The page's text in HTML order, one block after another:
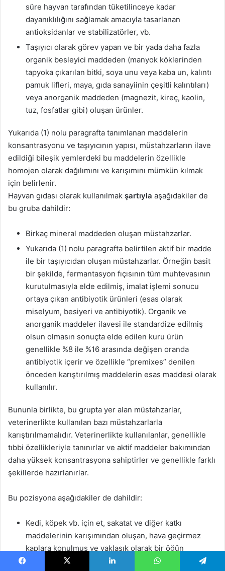
süre hayvan tarafından tüketilinceye kadar
dayanıklılığını sağlamak amacıyla tasarlanan
antioksidanlar ve stabilizatörler, vb.
Taşıyıcı olarak görev yapan ve bir yada daha fazla
organik besleyici maddeden (manyok köklerinden
tapyoka çıkarılan bitki, soya unu veya kaba un, kalıntı
pamuk lifleri, maya, gıda sanayiinin çeşitli kalıntıları)
veya anorganik maddeden (magnezit, kireç, kaolin,
tuz, fosfatlar gibi) oluşan ürünler.
Yukarıda (1) nolu paragrafta tanımlanan maddelerin
konsantrasyonu ve taşıyıcının yapısı, müstahzarların ilave
edildiği bileşik yemlerdeki bu maddelerin özellikle
homojen olarak dağılımını ve karışımını mümkün kılmak
için belirlenir.
Hayvan gıdası olarak kullanılmak şartıyla aşağıdakiler de
bu gruba dahildir:
Birkaç mineral maddeden oluşan müstahzarlar.
Yukarıda (1) nolu paragrafta belirtilen aktif bir madde
ile bir taşıyıcıdan oluşan müstahzarlar. Örneğin basit
bir şekilde, fermantasyon fıçısının tüm muhtevasının
kurutulmasıyla elde edilmiş, imalat işlemi sonucu
ortaya çıkan antibiyotik ürünleri (esas olarak
miselyum, besiyeri ve antibiyotik). Organik ve
anorganik maddeler ilavesi ile standardize edilmiş
olsun olmasın sonuçta elde edilen kuru ürün
genellikle %8 ile %16 arasında değişen oranda
antibiyotik içerir ve özellikle “premixes” denilen
önceden karıştırılmış maddelerin esas maddesi olarak
kullanılır.
Bununla birlikte, bu grupta yer alan müstahzarlar,
veterinerlikte kullanılan bazı müstahzarlarla
karıştırılmamalıdır. Veterinerlikte kullanılanlar, genellikle
tıbbi özellikleriyle tanınırlar ve aktif maddeler bakımından
daha yüksek konsantrasyona sahiptirler ve genellikle farklı
şekillerde hazırlanırlar.
Bu pozisyona aşağıdakiler de dahildir:
Kedi, köpek vb. için et, sakatat ve diğer katkı
maddelerinin karışımından oluşan, hava geçirmez
kaplara konulmuş ve yaklaşık olarak bir öğün
ihtiyacını karşılayacak miktarda olan müstahzarlar.